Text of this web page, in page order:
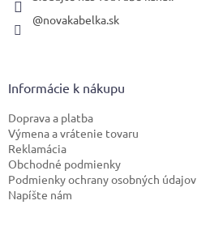
@novakabelka.sk
Informácie k nákupu
Doprava a platba
Výmena a vrátenie tovaru
Reklamácia
Obchodné podmienky
Podmienky ochrany osobných údajov
Napíšte nám